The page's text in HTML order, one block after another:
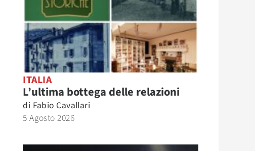
ITALIA
L’ultima bottega delle relazioni
di Fabio Cavallari
5 Agosto 2026